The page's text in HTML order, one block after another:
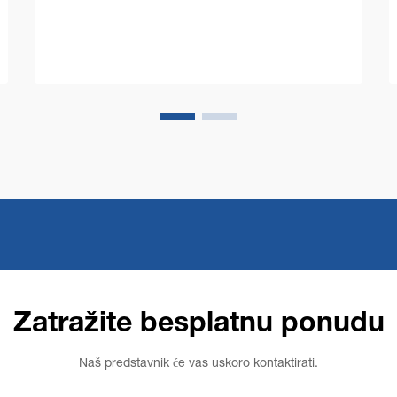
Zatražite besplatnu ponudu
Naš predstavnik će vas uskoro kontaktirati.